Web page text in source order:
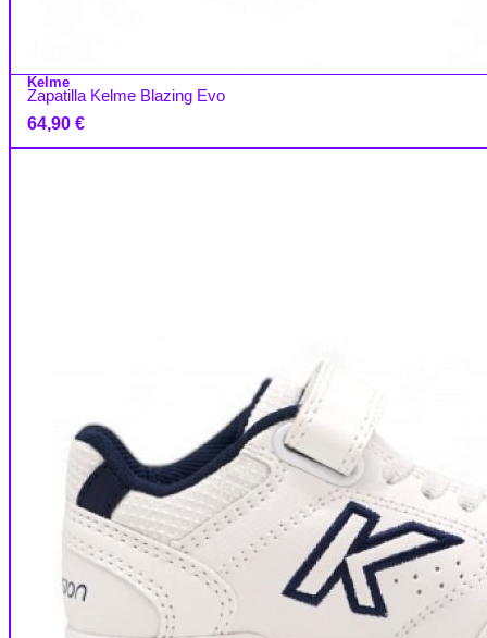
Kelme
Zapatilla Kelme Blazing Evo
64,90 €